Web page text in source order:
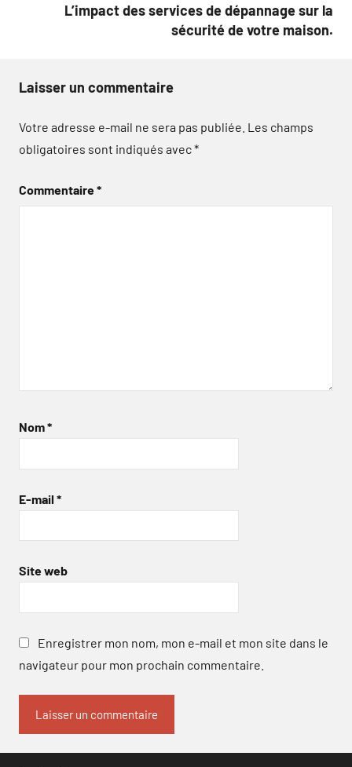
L’impact des services de dépannage sur la
sécurité de votre maison.
Laisser un commentaire
Votre adresse e-mail ne sera pas publiée. Les champs
obligatoires sont indiqués avec*
Commentaire*
Nom*
E-mail *
Site web
Enregistrer mon nom, mon e-mail et mon site dans le
navigateur pour mon prochain commentaire.